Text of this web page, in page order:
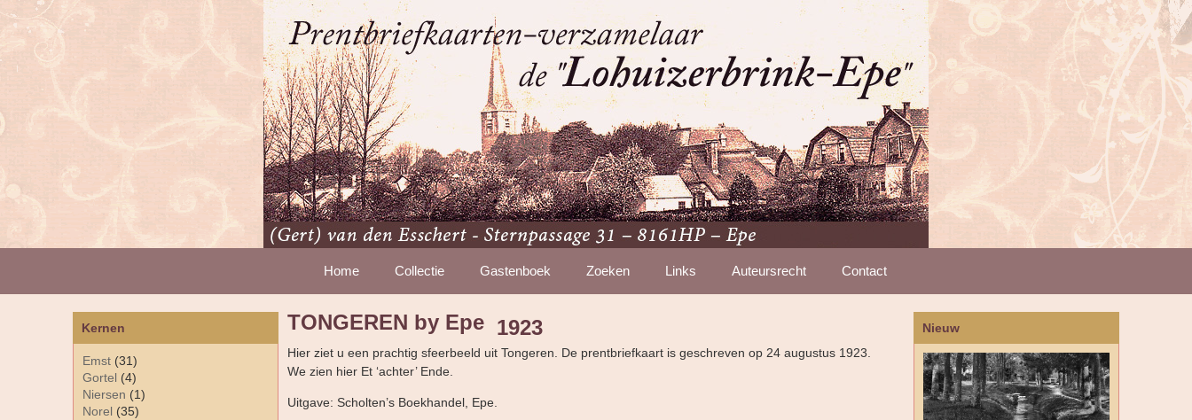
Home Collectie Gastenboek Zoeken Links Auteursrecht Contact
Kernen
Emst (31)
Gortel (4)
Niersen (1)
Norel (35)
TONGEREN by Epe 1923
Hier ziet u een prachtig sfeerbeeld uit Tongeren. De prentbriefkaart is geschreven op 24 augustus 1923.
We zien hier Et ‘achter’ Ende.
Uitgave: Scholten’s Boekhandel, Epe.
Nieuw